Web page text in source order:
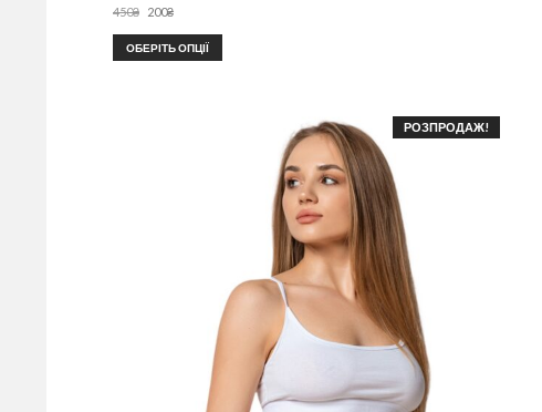
450₴ 200₴
ОБЕРІТЬ ОПЦІЇ
РОЗПРОДАЖ!